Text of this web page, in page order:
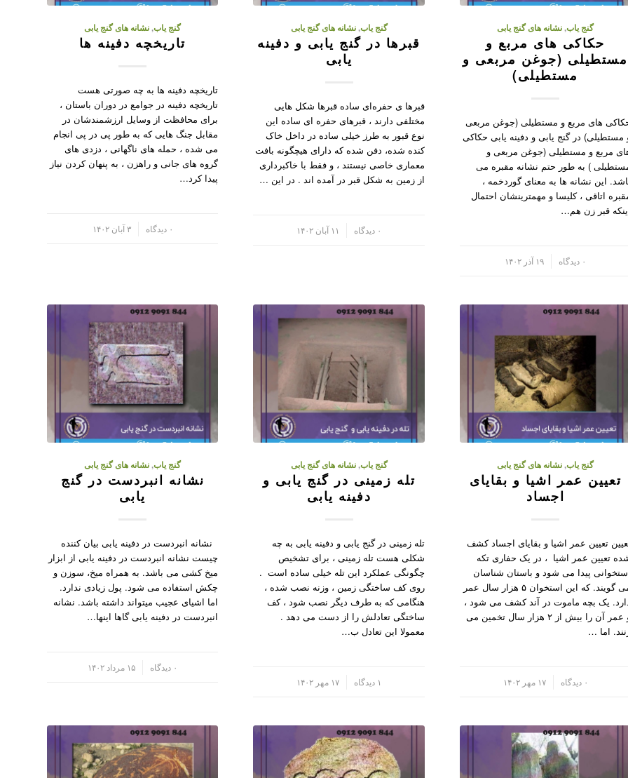
گنج یاب,نشانه های گنج یابی
حکاکی های مربع و
مستطیلی (جوغن مربعی و
مستطیلی)
های مربع و مستطیلی (جوغن مربعی
مستطیلی) در گنج یابی و دفینه یابی حکاکی
مربع و مستطیلی (جوغن مربعی و
) به طور حتم نشانه مقبره می
این نشانه ها به معنای گوردخمه ،
اتاقی ، کلیسا و مهمترینشان احتمال
قبر زن هم…
۰ دیدگاه ۱۹ آذر ۱۴۰۲
گنج یاب,نشانه های گنج یابی
قبرها در گنج یابی و دفینه
یابی
قبرها ی حفره‌ای ساده قبرها شکل هایی
مختلفی دارند ، قبرهای حفره ای ساده این
نوع قبور به طرز خیلی ساده در داخل خاک
کنده شده، دفن شده که دارای هیچگونه بافت
معماری خاصی نیستند ، و فقط با خاکبرداری
از زمین به شکل قبر در آمده اند . در این …
۰ دیدگاه ۱۱ آبان ۱۴۰۲
گنج یاب,نشانه های گنج یابی
تاریخچه دفینه ها
تاریخچه دفینه ها به چه صورتی هست
تاریخچه دفینه در جوامع در دوران باستان ،
برای محافظت از وسایل ارزشمندشان در
مقابل جنگ هایی که به طور پی در پی انجام
می شده ، حمله های ناگهانی ، دزدی های
گروه های جانی و راهزن ، به پنهان کردن نیاز
پیدا کرد…
۰ دیدگاه ۳ آبان ۱۴۰۲
گنج یاب,نشانه های گنج یابی
تعیین عمر اشیا و بقایای
اجساد
تعیین عمر اشیا و بقایای اجساد کشف
تعیین عمر اشیا ، در یک حفاری تکه
پیدا می شود و باستان شناسان
می گویند. که این استخوان ۵ هزار سال عمر
یک بچه ماموت در آند کشف می شود ،
و عمر آن را بیش از ۲ هزار سال تخمین می
اما …
۰ دیدگاه ۱۷ مهر ۱۴۰۲
گنج یاب,نشانه های گنج یابی
تله زمینی در گنج یابی و
دفینه یابی
تله زمینی در گنج یابی و دفینه یابی به چه
شکلی هست تله زمینی ، برای تشخیص
چگونگی عملکرد این تله خیلی ساده است .
روی کف ساختگی زمین ، وزنه نصب شده ،
هنگامی که به طرف دیگر نصب شود ، کف
ساختگی تعادلش را از دست می دهد .
معمولا این تعادل ب…
۱ دیدگاه ۱۷ مهر ۱۴۰۲
گنج یاب,نشانه های گنج یابی
نشانه انبردست در گنج
یابی
نشانه انبردست در دفینه یابی بیان کننده
چیست نشانه انبردست در دفینه یابی از ابزار
میخ کشی می باشد. به همراه میخ، سوزن و
چکش استفاده می شود. پول زیادی ندارد.
اما اشیای عجیب میتواند داشته باشد. نشانه
انبردست در دفینه یابی گاها اینها…
۰ دیدگاه ۱۵ مرداد ۱۴۰۲